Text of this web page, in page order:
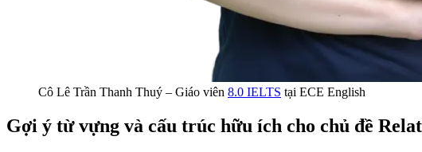
Cô Lê Trần Thanh Thuý – Giáo viên 8.0 IELTS tại ECE English
Gợi ý từ vựng và cấu trúc hữu ích cho chủ đề